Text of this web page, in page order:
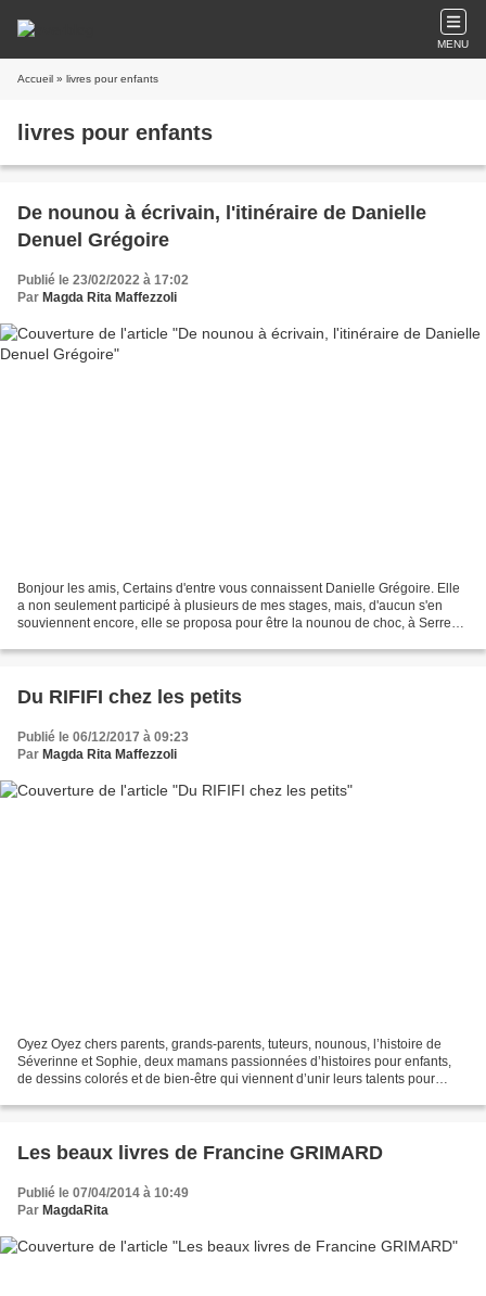
MENU
Accueil » livres pour enfants
livres pour enfants
De nounou à écrivain, l'itinéraire de Danielle
Denuel Grégoire
Publié le 23/02/2022 à 17:02
Par Magda Rita Maffezzoli
Bonjour les amis, Certains d'entre vous connaissent Danielle Grégoire. Elle
a non seulement participé à plusieurs de mes stages, mais, d'aucun s'en
souviennent encore, elle se proposa pour être la nounou de choc, à Serres
Du RIFIFI chez les petits
Publié le 06/12/2017 à 09:23
Par Magda Rita Maffezzoli
Oyez Oyez chers parents, grands-parents, tuteurs, nounous, l’histoire de
Séverinne et Sophie, deux mamans passionnées d’histoires pour enfants,
de dessins colorés et de bien-être qui viennent d’unir leurs talents pour
Les beaux livres de Francine GRIMARD
Publié le 07/04/2014 à 10:49
Par MagdaRita